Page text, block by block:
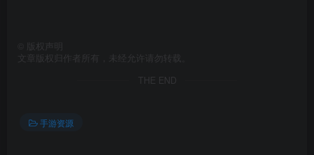
版权声明
文章版权归作者所有，未经允许请勿转载。
THE END
手游资源